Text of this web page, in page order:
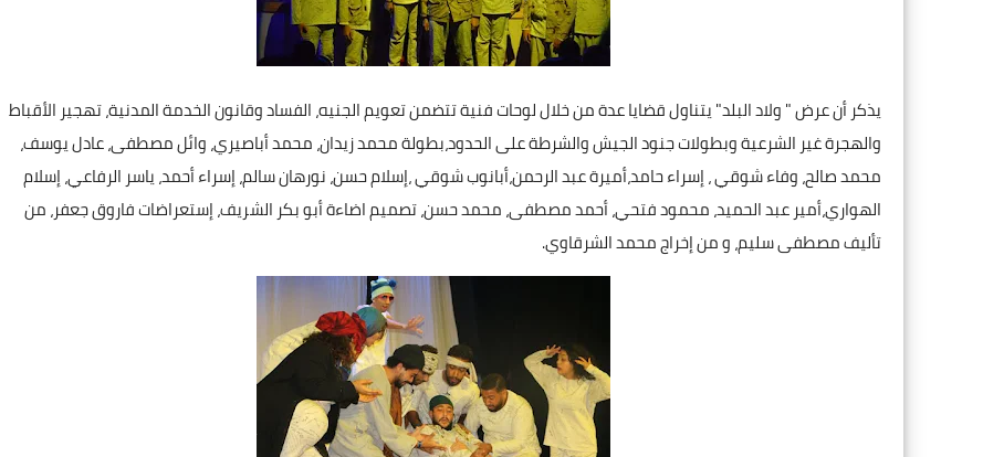
يذكر أن عرض " ولاد البلد" يتناول قضايا عدة من خلال لوحات فنية تتضمن تعويم الجنيه، الفساد وقانون الخدمة المدنية، تهجير الأقباط
والهجرة غير الشرعية وبطولات جنود الجيش والشرطة على الحدود،بطولة محمد زيدان، محمد أباصيري، وائل مصطفى، عادل يوسف،
محمد صالح، وفاء شوقي ، إسراء حامد،أميرة عبد الرحمن،أبانوب شوقي ،إسلام حسن، نورهان سالم، إسراء أحمد، ياسر الرفاعي، إسلام
الهواري،أمير عبد الحميد، محمود فتحي، أحمد مصطفى، محمد حسن، تصميم اضاءة أبو بكر الشريف، إستعراضات فاروق جعفر، من
تأليف مصطفى سليم، و من إخراج محمد الشرقاوي.